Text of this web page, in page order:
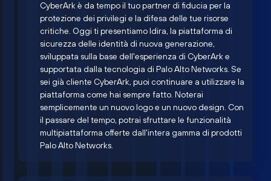
CyberArk è da tempo il tuo partner di fiducia per la
protezione dei privilegi e la difesa delle tue risorse
critiche. Oggi ti presentiamo Idira, la piattaforma di
sicurezza delle identità di nuova generazione,
sviluppata sulla base dell'esperienza di CyberArk e
supportata dalla tecnologia di Palo Alto Networks. Se
sei già cliente CyberArk, puoi continuare a utilizzare la
piattaforma come hai sempre fatto. Noterai
semplicemente un nuovo logo e un nuovo design. Con
il passare del tempo, potrai sfruttare le funzionalità
multipiattaforma offerte dall'intera gamma di prodotti
Palo Alto Networks.